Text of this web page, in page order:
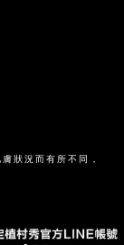
狀況而有所不同，